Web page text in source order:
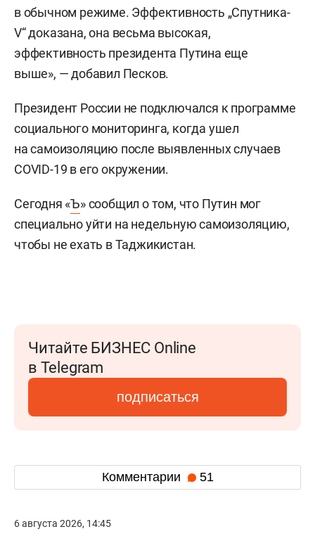
в обычном режиме. Эффективность „Спутника-
V“ доказана, она весьма высокая,
эффективность президента Путина еще
выше», — добавил Песков.
Президент России не подключался к программе
социального мониторинга, когда ушел
на самоизоляцию после выявленных случаев
COVID-19 в его окружении.
Сегодня «Ъ» сообщил о том, что Путин мог
специально уйти на недельную самоизоляцию,
чтобы не ехать в Таджикистан.
Читайте БИЗНЕС Online
в Telegram
подписаться
Комментарии 51
6 августа 2026, 14:45